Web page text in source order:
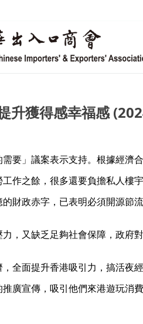
升獲得感幸福感
要」議案表示支持。根據經濟
作之餘，很多還要負擔私人樓
財政赤字，已表明必須開源節
，又缺乏足夠社會保障，政府
全面提升香港吸引力，搞活夜
廣宣傳，吸引他們來港遊玩消